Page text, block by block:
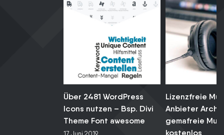
Über 2481 WordPress
Icons nutzen – Bsp. Divi
Theme Font awesome
Lizenzfreie
Anbieter
gemafreie
kostenlos